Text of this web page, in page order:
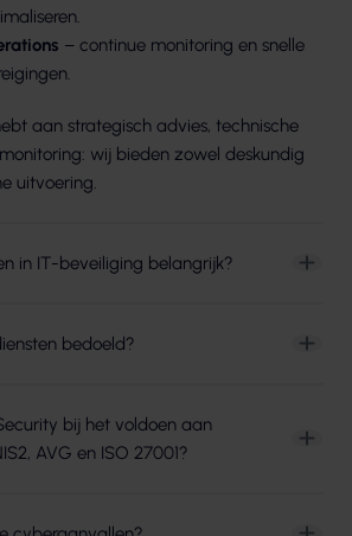
– continue monitoring en snelle
aan strategisch advies, technische
wij bieden zowel deskundig
uitvoering.
in IT-beveiliging belangrijk?
bedoeld?
bij het voldoen aan
AVG en ISO 27001?